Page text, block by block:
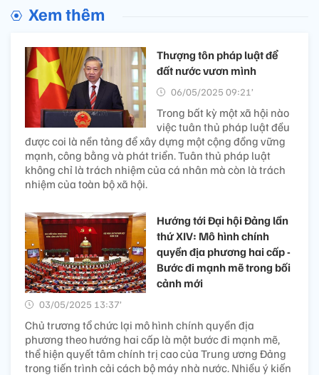
Xem thêm
Thượng tôn pháp luật để
đất nước vươn mình
06/05/2025 09:21’
Trong bất kỳ một xã hội nào
việc tuân thủ pháp luật đều
được coi là nền tảng để xây dựng một cộng đồng vững
mạnh, công bằng và phát triển. Tuân thủ pháp luật
không chỉ là trách nhiệm của cá nhân mà còn là trách
nhiệm của toàn bộ xã hội.
Hướng tới Đại hội Đảng lần
thứ XIV: Mô hình chính
quyền địa phương hai cấp -
Bước đi mạnh mẽ trong bối
cảnh mới
03/05/2025 13:37’
Chủ trương tổ chức lại mô hình chính quyền địa
phương theo hướng hai cấp là một bước đi mạnh mẽ,
thể hiện quyết tâm chính trị cao của Trung ương Đảng
trong tiến trình cải cách bộ máy nhà nước. Nhiều ý kiến